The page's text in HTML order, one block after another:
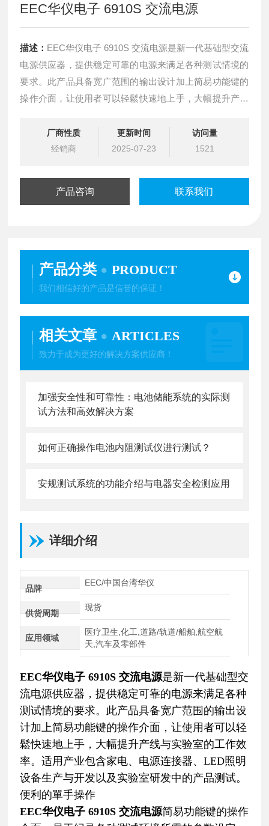
EEC华仪电子 6910S 交流电源
描述： EEC华仪电子 6910S 交流电源是新一代基础型交流
电源供应器，提供稳定可靠的电源来满足各种测试情境的
要求。此产品具备宽广范围的输出设计加上简易功能键的
操作介面，让使用者可以轻鬆快速地上手，大幅提升产线
LED照明设备生产与开发以及实验室研发中的产品测试。
厂商性质
经销商
更新时间
2025-07-23
访问量
1521
产品咨询 联系我们
产品分类 PRODUCT
我们相信好的产品是信誉的保证！
相关文章 ARTICLES
致力于成为更好的解决方案供应商！
加强安全性和可靠性：电池储能系统的实际测
试方法和高效解决方案
如何正确操作电池内阻测试仪进行测试？
安规测试系统的功能介绍与电器安全检测应用
详细介绍
品牌
EEC/中国台湾华仪
供货周期
现货
应用领域
医疗卫生,化工,道路/轨道/船舶,航空航
天,汽车及零部件
EEC华仪电子 6910S 交流电源是新一代基础型交
流电源供应器，提供稳定可靠的电源来满足各种
测试情境的要求。此产品具备宽广范围的输出设
计加上简易功能键的操作介面，让使用者可以轻
鬆快速地上手，大幅提升产线与实验室的工作效
率。适用产业包含家电、电源连接器、LED照明
设备生产与开发以及实验室研发中的产品测试。
便利的單手操作
EEC华仪电子 6910S 交流电源简易功能键的操作